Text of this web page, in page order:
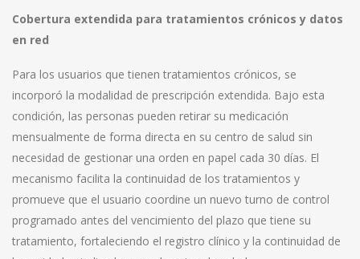
Cobertura extendida para tratamientos crónicos y datos
en red
Para los usuarios que tienen tratamientos crónicos, se
incorporó la modalidad de prescripción extendida. Bajo esta
condición, las personas pueden retirar su medicación
mensualmente de forma directa en su centro de salud sin
necesidad de gestionar una orden en papel cada 30 días. El
mecanismo facilita la continuidad de los tratamientos y
promueve que el usuario coordine un nuevo turno de control
programado antes del vencimiento del plazo que tiene su
tratamiento, fortaleciendo el registro clínico y la continuidad de